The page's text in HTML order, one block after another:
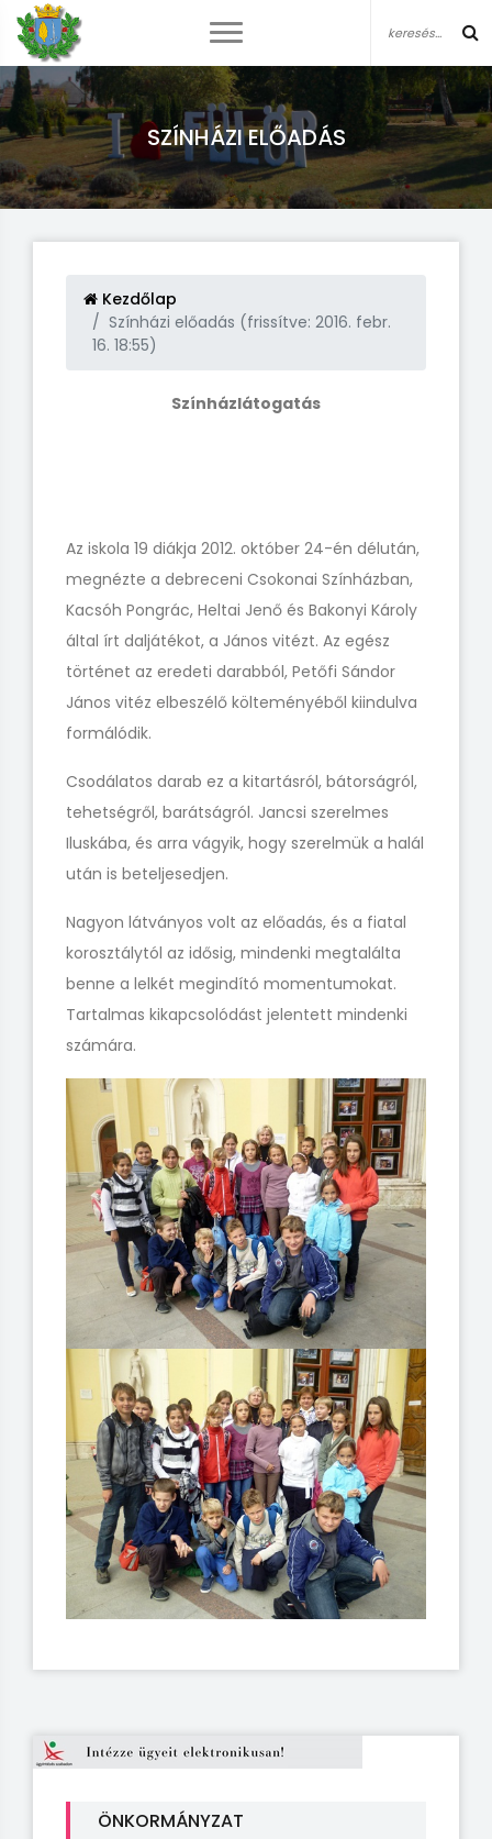
SZÍNHÁZI ELŐADÁS
ÖNKORMÁNYZAT
Kezdőlap
Színházi előadás (frissítve: 2016. febr.
16. 18:55)
Színházlátogatás
Az iskola 19 diákja 2012. október 24-én délután,
megnézte a debreceni Csokonai Színházban,
Kacsóh Pongrác, Heltai Jenő és Bakonyi Károly
által írt daljátékot, a János vitézt. Az egész
történet az eredeti darabból, Petőfi Sándor
János vitéz elbeszélő költeményéből kiindulva
formálódik.
Csodálatos darab ez a kitartásról, bátorságról,
tehetségről, barátságról. Jancsi szerelmes
Iluskába, és arra vágyik, hogy szerelmük a halál
után is beteljesedjen.
Nagyon látványos volt az előadás, és a fiatal
korosztálytól az idősig, mindenki megtalálta
benne a lelkét megindító momentumokat.
Tartalmas kikapcsolódást jelentett mindenki
számára.